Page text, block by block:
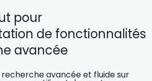
pour
de fonctionnalités
avancée
avancée et fluide sur